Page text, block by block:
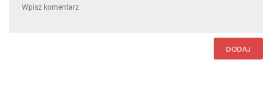
DODAJ